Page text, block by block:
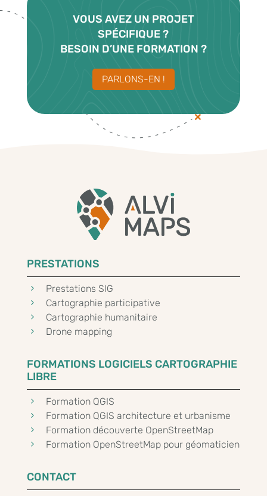
VOUS AVEZ UN PROJET
SPÉCIFIQUE ?
BESOIN D’UNE FORMATION ?
PARLONS-EN !
PRESTATIONS
5 Prestations SIG
5 Cartographie participative
5 Cartographie humanitaire
5 Drone mapping
FORMATIONS LOGICIELS CARTOGRAPHIE
LIBRE
5 Formation QGIS
5 Formation QGIS architecture et urbanisme
5 Formation découverte OpenStreetMap
5 Formation OpenStreetMap pour géomaticien
CONTACT